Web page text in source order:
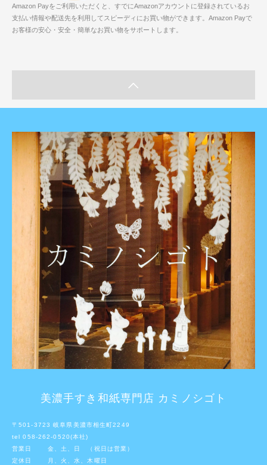
Amazon Payをご利用いただくと、すでにAmazonアカウントに登録されているお
支払い情報や配送先を利用してスピーディにお買い物ができます。Amazon Payで
お客様の安心・安全・簡単なお買い物をサポートします。
美濃手すき和紙専門店 カミノシゴト
〒501-3723 岐阜県美濃市相生町2249
tel 058-262-0520(本社)
営業日 金、土、日 （祝日は営業）
定休日 月、火、水、木曜日